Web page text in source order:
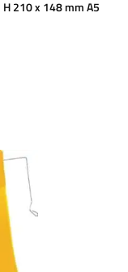
210 x 148 mm A5